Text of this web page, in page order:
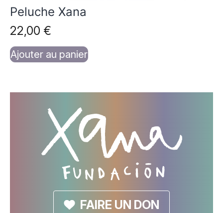
Peluche Xana
22,00 €
Ajouter au panier
FAIRE UN DON